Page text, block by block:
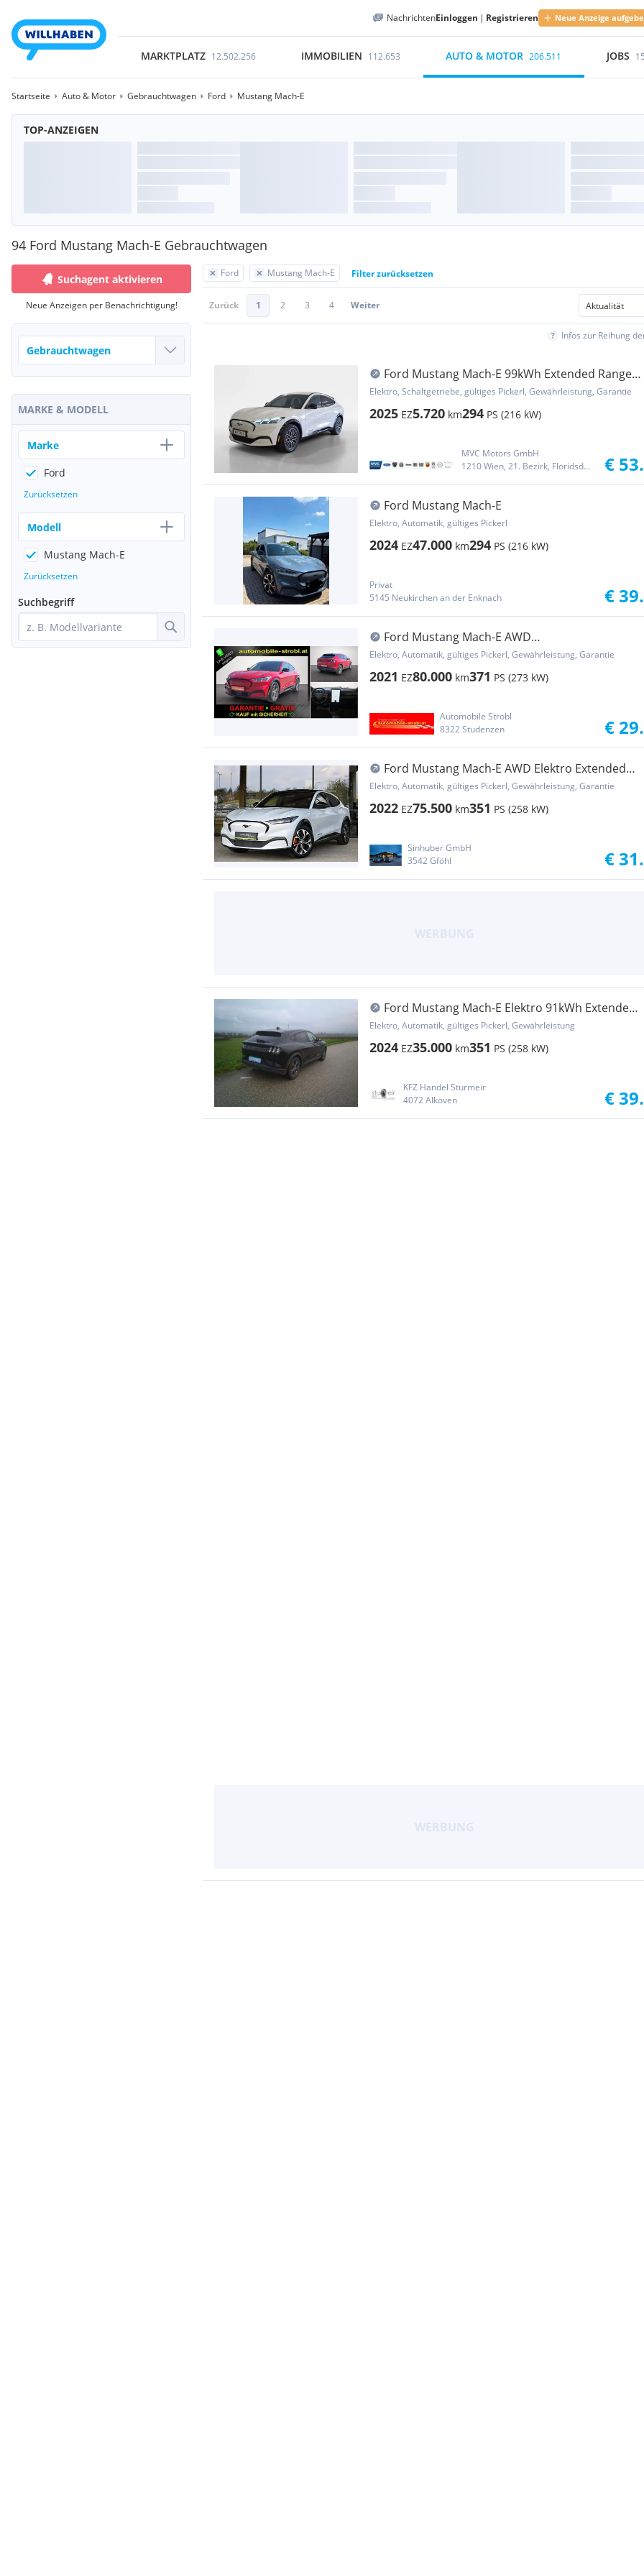
NachrichtenEinloggen | Registrieren Neue Anzeige
MARKTPLATZ 12.502.256 IMMOBILIEN 112.653 AUTO & MOTOR 206.511 JOBS
Startseite Auto & Motor Gebrauchtwagen Ford Mustang Mach-E
TOP-ANZEIGEN
94 Ford Mustang Mach-E Gebrauchtwagen
Ford Mustang Mach-E Filter zurücksetzen
Zurück 1 2 3 4 Weiter
Infos zur Reihung
Ford Mustang Mach-E 99kWh Extended Range
Premium
Elektro, Schaltgetriebe, gültiges Pickerl, Gewährleistung, Garantie
2025 EZ5.720 km294 PS (216 kW)
MVC Motors GmbH
1210 Wien, 21. Bezirk, Floridsdorf
€
Ford Mustang Mach-E
Elektro, Automatik, gültiges Pickerl
2024 EZ47.000 km294 PS (216 kW)
Privat
5145 Neukirchen an der Enknach
€
Ford Mustang Mach-E AWD
99kWh*B&O*Pano*Memory*
Elektro, Automatik, gültiges Pickerl, Gewährleistung, Garantie
2021 EZ80.000 km371 PS (273 kW)
Automobile Strobl
8322 Studenzen
€
Ford Mustang Mach-E AWD Elektro Extended
Range ACC, ...
Elektro, Automatik, gültiges Pickerl, Gewährleistung, Garantie
2022 EZ75.500 km351 PS (258 kW)
Sinhuber GmbH
3542 Gföhl
€
Ford Mustang Mach-E Elektro 91kWh Extended
Range wen...
Elektro, Automatik, gültiges Pickerl, Gewährleistung
2024 EZ35.000 km351 PS (258 kW)
KFZ Handel Sturmeir
4072 Alkoven
€
Suchagent aktivieren
Neue Anzeigen per Benachrichtigung!
MARKE & MODELL
Marke
Ford
Zurücksetzen
Modell
Mustang Mach-E
Zurücksetzen
Suchbegriff